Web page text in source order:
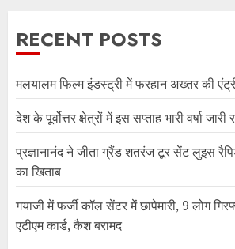
RECENT POSTS
मलयालम फिल्म इंडस्ट्री में फरहान अख्तर की
देश के पूर्वोत्तर क्षेत्रों में इस सप्ताह भारी वर्षा
प्रज्ञानानंद ने जीता ग्रैंड शतरंज टूर सेंट लुइस
का खिताब
गयाजी में फर्जी कॉल सेंटर में छापेमारी, 9 लोग
एटीएम कार्ड, कैश बरामद